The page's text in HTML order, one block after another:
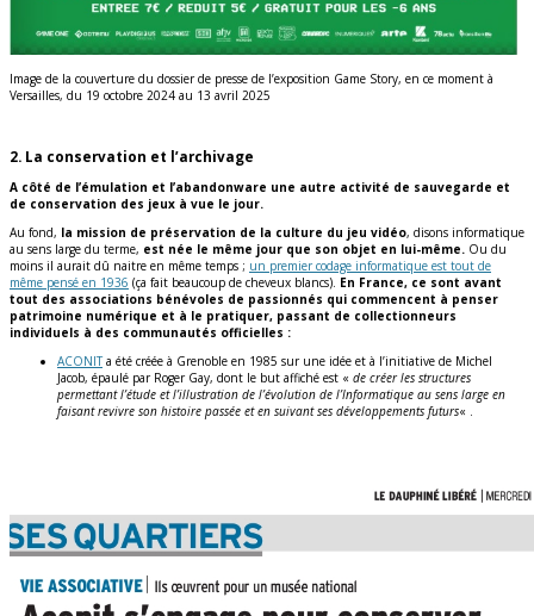
Image de la couverture du dossier de presse de l’exposition Game Story, en ce moment à
Versailles, du 19 octobre 2024 au 13 avril 2025
2. La conservation et l’archivage
A côté de l’émulation et l’abandonware une autre activité de sauvegarde et
de conservation des jeux à vue le jour.
Au fond, la mission de préservation de la culture du jeu vidéo, disons informatique
au sens large du terme, est née le même jour que son objet en lui-même. Ou du
moins il aurait dû naitre en même temps ; un premier codage informatique est tout de
même pensé en 1936 (ça fait beaucoup de cheveux blancs). En France, ce sont avant
tout des associations bénévoles de passionnés qui commencent à penser
patrimoine numérique et à le pratiquer, passant de collectionneurs
individuels à des communautés officielles :
ACONITa été créée à Grenoble en 1985 sur une idée et à l’initiative de Michel
Jacob, épaulé par Roger Gay, dont le but affiché est « de créer les structures
permettant l’étude et l’illustration de l’évolution de l’Informatique au sens large en
faisant revivre son histoire passée et en suivant ses développements futurs« .